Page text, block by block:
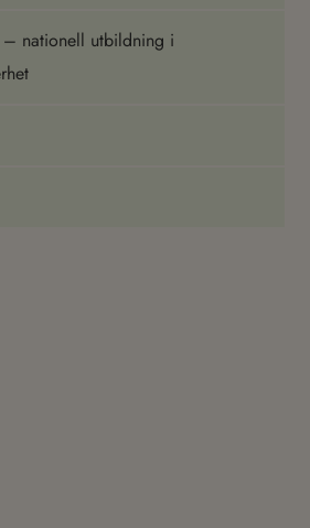
– nationell utbildning i